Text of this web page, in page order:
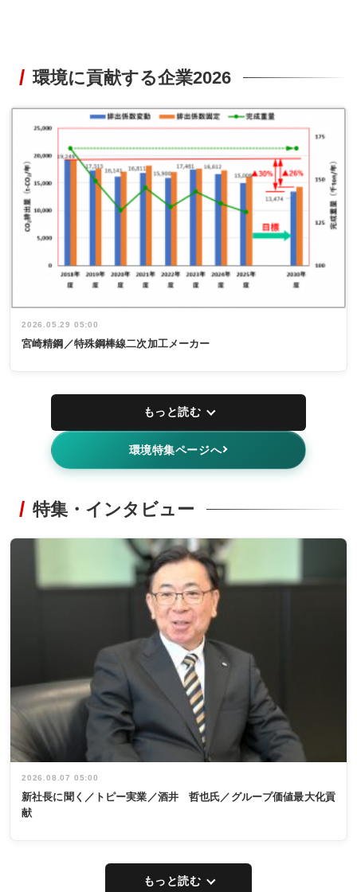
環境に貢献する企業2026
2026.05.29 05:00
宮崎精鋼／特殊鋼棒線二次加工メーカー
もっと読む
環境特集ページへ
特集・インタビュー
2026.08.07 05:00
新社長に聞く／トピー実業／酒井 哲也氏／グループ価値最大化貢
献
もっと読む